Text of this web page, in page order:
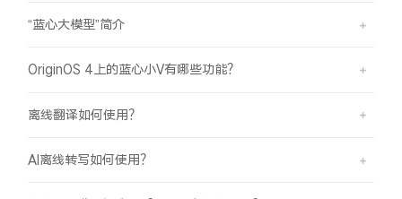
“蓝心大模型”简介
OriginOS 4上的蓝心小V有哪些功能？
离线翻译如何使用？
AI离线转写如何使用？